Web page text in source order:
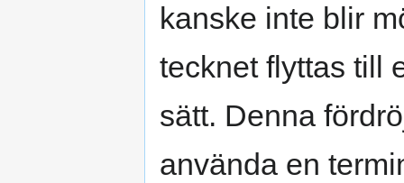
kanske inte blir
tecknet flyttas till
sätt. Denna
använda en